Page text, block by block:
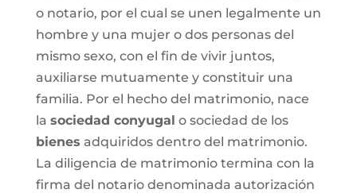
o notario, por el cual se unen legalmente un
hombre y una mujer o dos personas del
mismo sexo, con el fin de vivir juntos,
auxiliarse mutuamente y constituir una
familia. Por el hecho del matrimonio, nace
la sociedad conyugal o sociedad de los
bienes adquiridos dentro del matrimonio.
La diligencia de matrimonio termina con la
firma del notario denominada autorización